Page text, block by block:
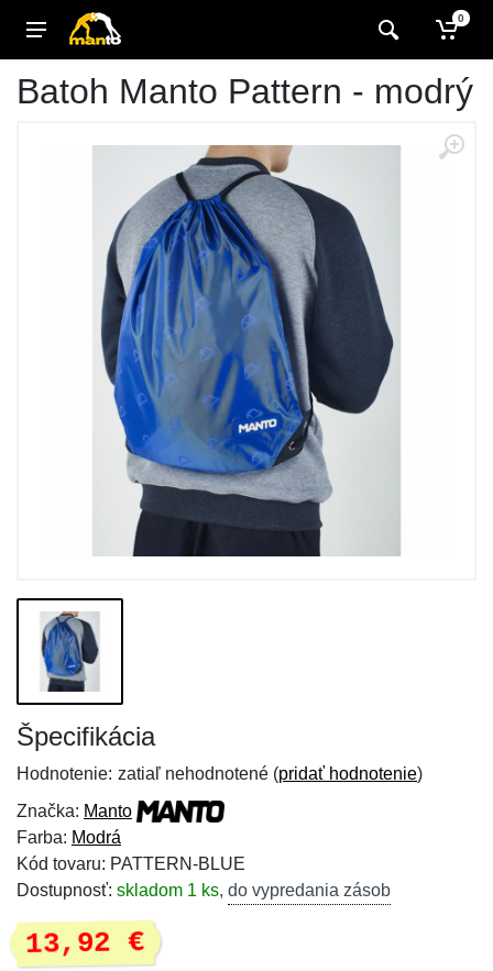
0
Batoh Manto Pattern - modrý
Špecifikácia
Hodnotenie: zatiaľ nehodnotené (pridať hodnotenie)
Značka: Manto
Farba: Modrá
Kód tovaru: PATTERN-BLUE
Dostupnosť: skladom 1 ks, do vypredania zásob
13,92 €